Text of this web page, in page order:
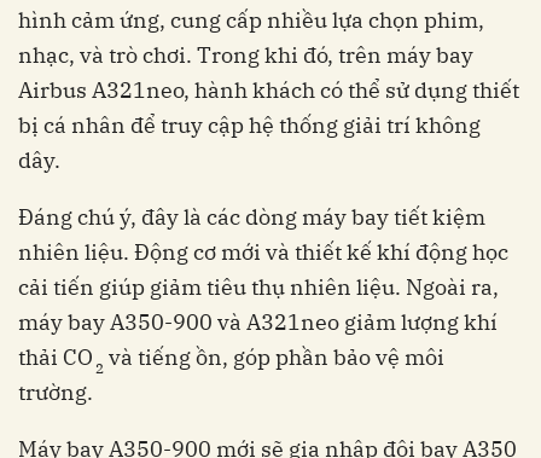
hình cảm ứng, cung cấp nhiều lựa chọn phim,
nhạc, và trò chơi. Trong khi đó, trên máy bay
Airbus A321neo, hành khách có thể sử dụng thiết
bị cá nhân để truy cập hệ thống giải trí không
dây.
Đáng chú ý, đây là các dòng máy bay tiết kiệm
nhiên liệu. Động cơ mới và thiết kế khí động học
cải tiến giúp giảm tiêu thụ nhiên liệu. Ngoài ra,
máy bay A350-900 và A321neo giảm lượng khí
thải CO 2 và tiếng ồn, góp phần bảo vệ môi
trường.
Máy bay A350-900 mới sẽ gia nhập đội bay A350